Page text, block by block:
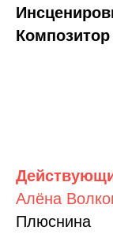
Композитор
Алёна
Плюснина